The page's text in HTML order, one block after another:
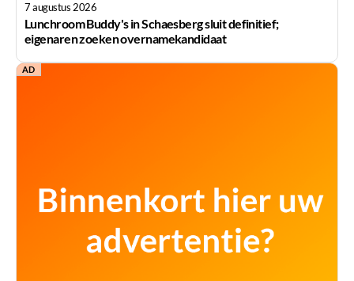
7 augustus 2026
Lunchroom Buddy's in Schaesberg sluit definitief;
eigenaren zoeken overnamekandidaat
AD